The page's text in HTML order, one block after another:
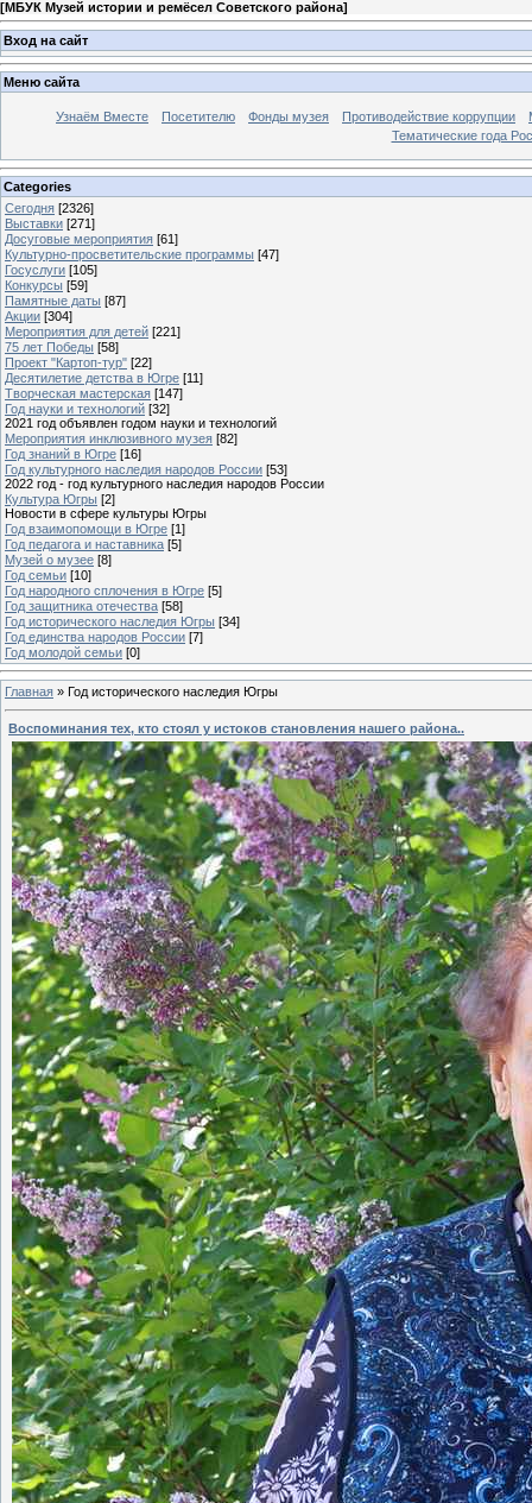
[МБУК Музей истории и ремёсел Советского района]
Вход на сайт
Меню сайта
Узнаём Вместе Посетителю Фонды музея Противодействие коррупции
Тематические года
Categories
Сегодня [2326]
Выставки [271]
Досуговые мероприятия [61]
Культурно-просветительские программы [47]
Госуслуги [105]
Конкурсы [59]
Памятные даты [87]
Акции [304]
Мероприятия для детей [221]
75 лет Победы [58]
Проект "Картоп-тур" [22]
Десятилетие детства в Югре [11]
Творческая мастерская [147]
Год науки и технологий [32]
2021 год объявлен годом науки и технологий
Мероприятия инклюзивного музея [82]
Год знаний в Югре [16]
Год культурного наследия народов России [53]
2022 год - год культурного наследия народов России
Культура Югры [2]
Новости в сфере культуры Югры
Год взаимопомощи в Югре [1]
Год педагога и наставника [5]
Музей о музее [8]
Год семьи [10]
Год народного сплочения в Югре [5]
Год защитника отечества [58]
Год исторического наследия Югры [34]
Год единства народов России [7]
Год молодой семьи [0]
Главная » Год исторического наследия Югры
Воспоминания тех, кто стоял у истоков становления нашего района..